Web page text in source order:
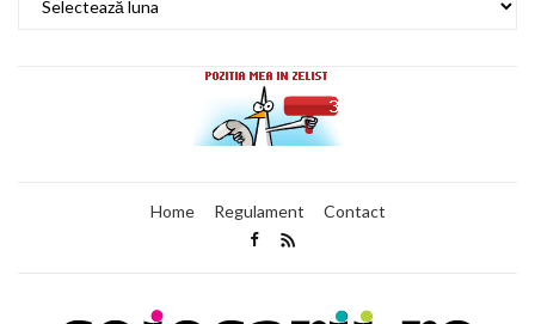
Home Regulament Contact